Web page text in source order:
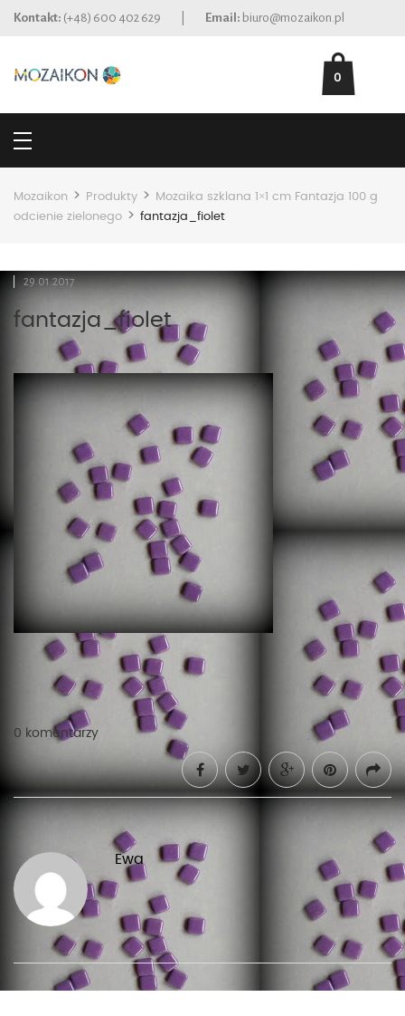
Kontakt: (+48) 600 402 629 Email: biuro@mozaikon.pl
0
Mozaikon > Produkty >
Mozaika szklana 1×1 cm Fantazja 100 g
odcienie zielonego > fantazja_fiolet
29.01.2017
fantazja_fiolet
0 komentarzy
Ewa